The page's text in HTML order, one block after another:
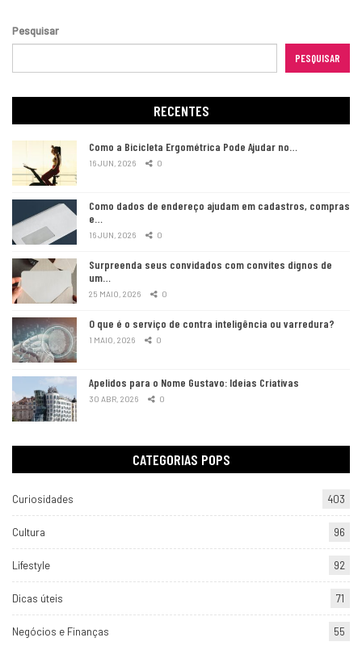
Pesquisar
PESQUISAR
RECENTES
Como a Bicicleta Ergométrica Pode Ajudar no…
16 JUN, 2026 0
Como dados de endereço ajudam em cadastros, compras
e…
16 JUN, 2026 0
Surpreenda seus convidados com convites dignos de
um…
25 MAIO, 2026 0
O que é o serviço de contra inteligência ou varredura?
1 MAIO, 2026 0
Apelidos para o Nome Gustavo: Ideias Criativas
30 ABR, 2026 0
CATEGORIAS POPS
Curiosidades 403
Cultura 96
Lifestyle 92
Dicas úteis 71
Negócios e Finanças 55